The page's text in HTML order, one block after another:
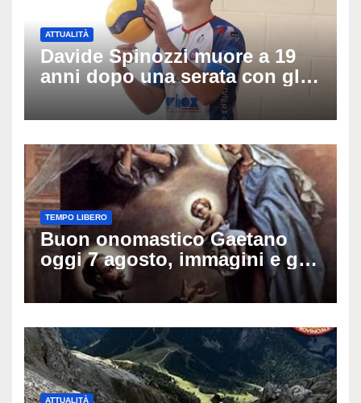
ATTUALITÀ
Davide Spinozzi muore a 19
anni dopo una serata con gli
amici: il mistero dello
schianto senza frenata
TEMPO LIBERO
Buon onomastico Gaetano
oggi 7 agosto, immagini e gif
di auguri da condividere sui
social
ATTUALITÀ